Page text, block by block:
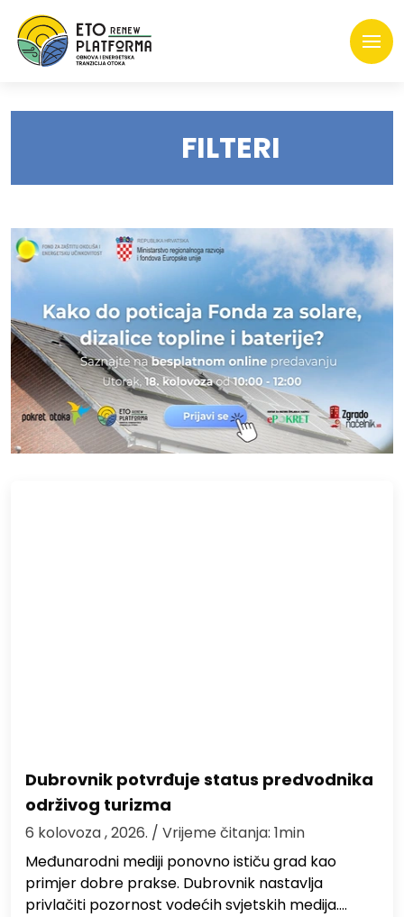
FILTERI
Dubrovnik potvrđuje status predvodnika
održivog turizma
6 kolovoza , 2026. / Vrijeme čitanja: 1min
Međunarodni mediji ponovno ističu grad kao
primjer dobre prakse. Dubrovnik nastavlja
privlačiti pozornost vodećih svjetskih medija.…